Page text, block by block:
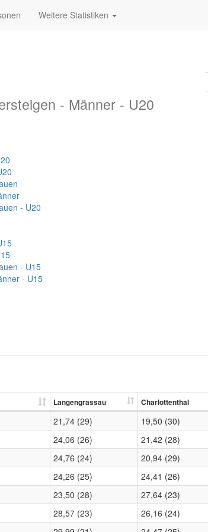
Weitere Statistiken
- Männer - U20
- U20
- U15
- U15
Langengrassau Charlottenthal
21,74 (29) 19,50 (30)
24,06 (26) 21,42 (28)
24,76 (24) 20,94 (29)
24,26 (25) 24,41 (26)
23,50 (28) 27,64 (23)
28,57 (23) 26,16 (24)